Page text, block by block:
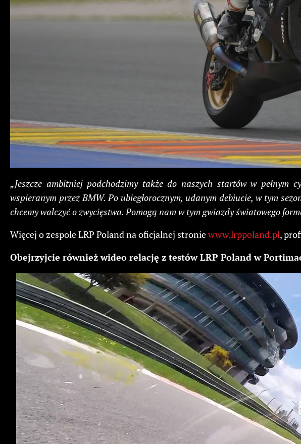
„Jeszcze ambitniej podchodzimy także do naszych startów w pełnym
wspieranym przez BMW. Po ubiegłorocznym, udanym debiucie, w tym
chcemy walczyć o zwycięstwa. Pomogą nam w tym gwiazdy światowego
Więcej o zespole LRP Poland na oficjalnej stroniewww.lrppoland.pl,
Obejrzyjcie również wideo relację z testów LRP Poland w